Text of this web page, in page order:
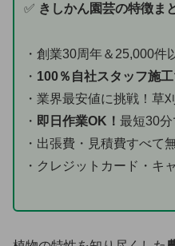
✅ きしかん園芸の特徴ま
・創業30周年＆25,000件
・ 100％自社スタッフ施工
・業界最安値に挑戦！草
・ 即日作業OK！ 最短30
・出張費・見積費すべて
・クレジットカード・キ